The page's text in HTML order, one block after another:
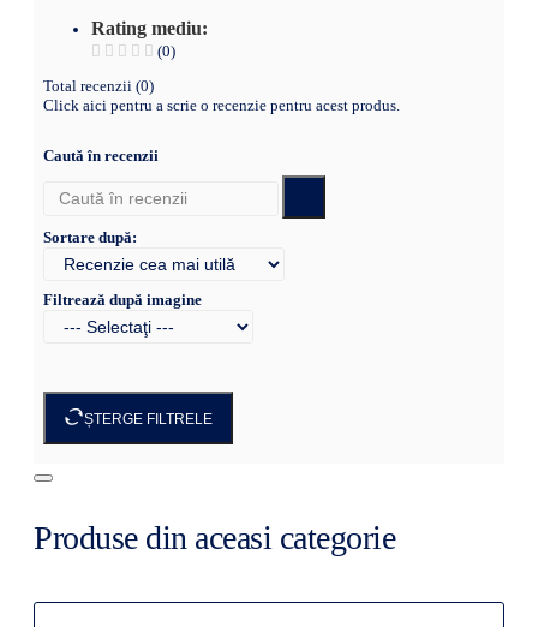
Rating mediu:
(0)
Total recenzii (0)
Click aici pentru a scrie o recenzie pentru acest produs.
Caută în recenzii
Sortare după:
Filtrează după imagine
ȘTERGE FILTRELE
Produse din aceasi categorie